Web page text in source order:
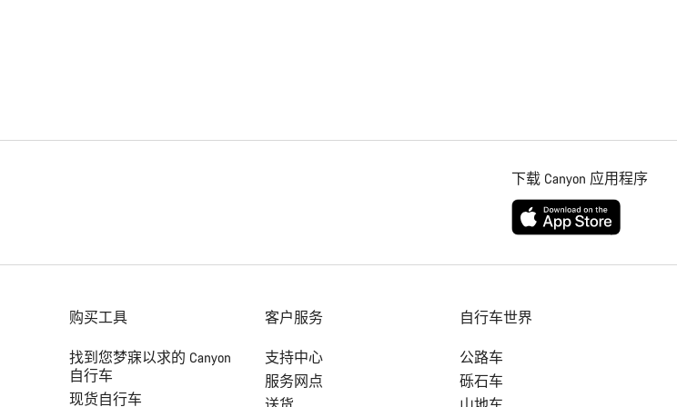
下载 Canyon 应用程序
购买工具
找到您梦寐以求的 Canyon
自行车
现货自行车
客户服务
支持中心
服务网点
自行车世界
公路车
砾石车